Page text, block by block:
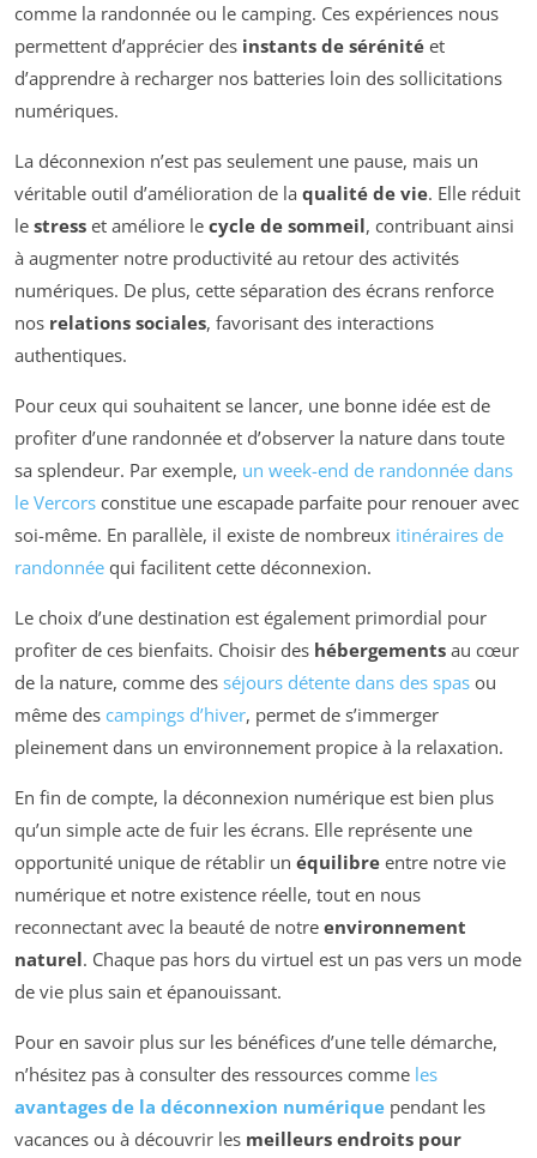
comme la randonnée ou le camping. Ces expériences nous
permettent d’apprécier des instants de sérénité et
d’apprendre à recharger nos batteries loin des sollicitations
numériques.
La déconnexion n’est pas seulement une pause, mais un
véritable outil d’amélioration de la qualité de vie. Elle réduit
le stress et améliore le cycle de sommeil, contribuant ainsi
à augmenter notre productivité au retour des activités
numériques. De plus, cette séparation des écrans renforce
nos relations sociales, favorisant des interactions
authentiques.
Pour ceux qui souhaitent se lancer, une bonne idée est de
profiter d’une randonnée et d’observer la nature dans toute
sa splendeur. Par exemple, un week-end de randonnée dans
le Vercors constitue une escapade parfaite pour renouer avec
soi-même. En parallèle, il existe de nombreux itinéraires de
randonnée qui facilitent cette déconnexion.
Le choix d’une destination est également primordial pour
profiter de ces bienfaits. Choisir des hébergements au cœur
de la nature, comme des séjours détente dans des spas ou
même des campings d’hiver, permet de s’immerger
pleinement dans un environnement propice à la relaxation.
En fin de compte, la déconnexion numérique est bien plus
qu’un simple acte de fuir les écrans. Elle représente une
opportunité unique de rétablir un équilibre entre notre vie
numérique et notre existence réelle, tout en nous
reconnectant avec la beauté de notre environnement
naturel. Chaque pas hors du virtuel est un pas vers un mode
de vie plus sain et épanouissant.
Pour en savoir plus sur les bénéfices d’une telle démarche,
n’hésitez pas à consulter des ressources comme les
avantages de la déconnexion numérique pendant les
vacances ou à découvrir les meilleurs endroits pour